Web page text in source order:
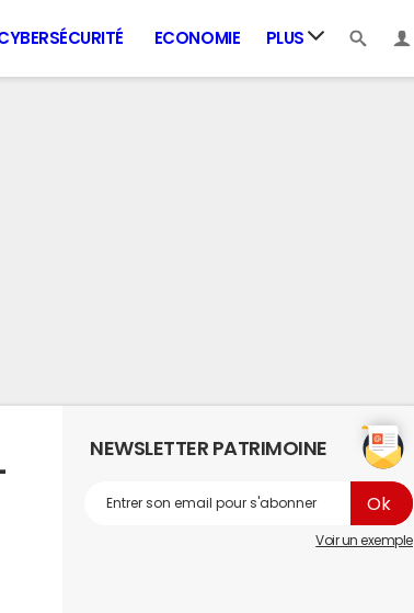
ECONOMIE PLUS
NEWSLETTER PATRIMOINE
Voir un exemple